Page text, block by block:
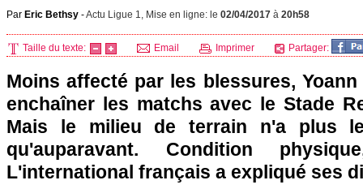
Par Eric Bethsy -Actu Ligue 1, Mise en ligne: le 02/04/2017 à 20h58
Taille du texte: Email Imprimer Partager:
Moins affecté par les blessures,
enchaîner les matchs avec le Stade
Mais le milieu de terrain n'a plus
qu'auparavant. Condition
L'international français a expliqué ses